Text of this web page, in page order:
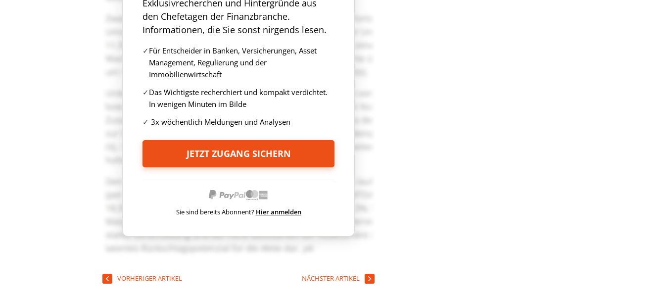
Exklusivrecherchen und Hintergründe aus
den Chefetagen der Finanzbranche.
Informationen, die Sie sonst nirgends lesen.
Für Entscheider in Banken, Versicherungen, Asset
Management, Regulierung und der
Immobilienwirtschaft
Das Wichtigste recherchiert und kompakt verdichtet.
In wenigen Minuten im Bilde
3x wöchentlich Meldungen und Analysen
JETZT ZUGANG SICHERN
Sie sind bereits Abonnent? Hier anmelden
VORHERIGER ARTIKEL NÄCHSTER ARTIKEL